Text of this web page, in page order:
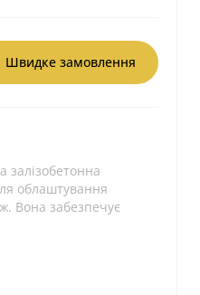
Швидке замовлення
залізобетонна
облаштування
Вона забезпечує